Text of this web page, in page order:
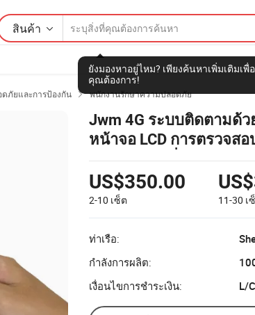
สินค้า
ยังมองหาอยู่ไหม? เพียงค้นหาเพิ่มเติมเ
คุณต้องการ!
ภัยและการป้องกัน  พนักงานรักษาความปลอดภัย
Jwm 4G ระบบติดตามด้ว
หน้าจอ LCD การตรวจส
ของแบตเตอรี่ ระบบตรว
US$350.00
2-10 เซ็ต 11-30 เ
ท่าเรือ:
กำลังการผลิต:
เงื่อนไขการชำระเงิน:
L/